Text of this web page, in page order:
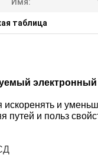
таблица
и
путей и польз